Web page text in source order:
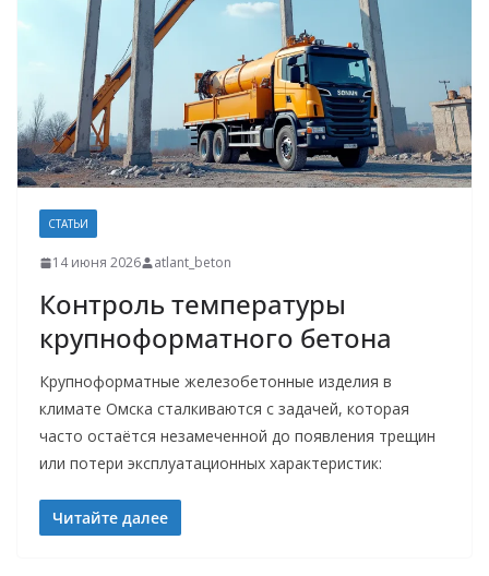
СТАТЬИ
14 июня 2026 atlant_beton
Контроль температуры
крупноформатного бетона
Крупноформатные железобетонные изделия в
климате Омска сталкиваются с задачей, которая
часто остаётся незамеченной до появления трещин
или потери эксплуатационных характеристик:
Читайте далее